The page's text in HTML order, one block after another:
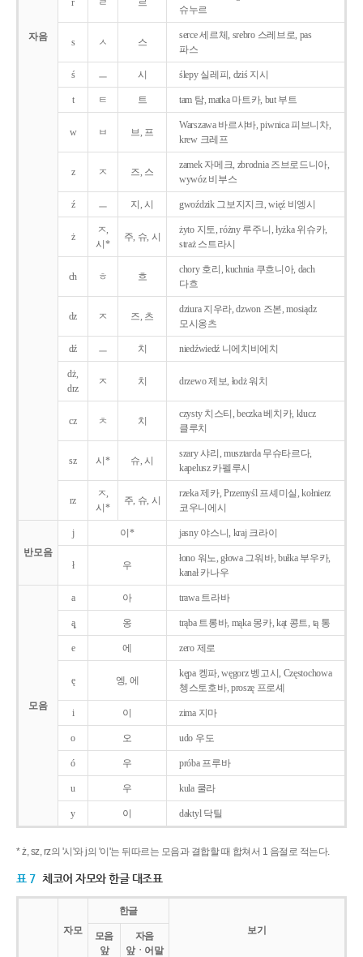
자음
r ㄹ 르
슈누르
s ㅅ 스
serce 세르체, srebro 스레브로, pas
파스
ś ㅡ 시 ślepy 실레피, dziś 지시
t ㅌ 트 tam 탐, matka 마트카, but 부트
w ㅂ 브, 프
Warszawa 바르샤바, piwnica 피브니차,
krew 크레프
z ㅈ 즈, 스
zamek 자메크, zbrodnia 즈브로드니아,
wywóz 비부스
ź ㅡ 지, 시 gwoździk 그보지지크, więź 비엥시
ż
ㅈ,
시*
주, 슈, 시
żyto 지토, różny 루주니, łyżka 위슈카,
straż 스트라시
ch ㅎ 흐
chory 호리, kuchnia 쿠흐니아, dach
다흐
dz ㅈ 즈, 츠
dziura 지우라, dzwon 즈본, mosiądz
모시옹츠
dź ㅡ 치 niedźwiedź 니에치비에치
dż,
drz
ㅈ 치 drzewo 제보, łodż 워치
cz ㅊ 치
czysty 치스티, beczka 베치카, klucz
클루치
sz 시* 슈, 시
szary 샤리, musztarda 무슈타르다,
kapelusz 카펠루시
rz
ㅈ,
시*
주, 슈, 시
rzeka 제카, Przemyśl 프셰미실, kołnierz
코우니에시
반모음
j 이* jasny 야스니, kraj 크라이
ł 우
łono 워노, głowa 그워바, bułka 부우카,
kanał 카나우
모음
a 아 trawa 트라바
ą̨ 옹 trąba 트롱바, mąka 몽카, kąt 콩트, tą 통
e 에 zero 제로
ę 엥, 에
kępa 켕파, węgorz 벵고시, Częstochowa
쳉스토호바, proszę 프로셰
i 이 zima 지마
o 오 udo 우도
ó 우 próba 프루바
u 우 kula 쿨라
y 이 daktyl 닥틸
* ż, sz, rz의 '시'와 j의 '이'는 뒤따르는 모음과 결합할 때 합쳐서 1 음절로 적는다.
표 7 체코어 자모와 한글 대조표
자모
한글
보기
모음
앞
자음
앞ㆍ어말